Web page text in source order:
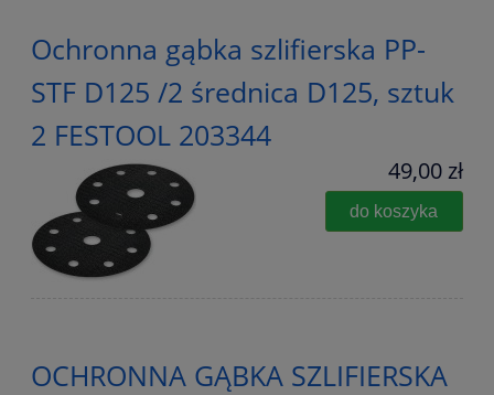
Ochronna gąbka szlifierska PP-
STF D125 /2 średnica D125, sztuk
2 FESTOOL 203344
49,00 zł
do koszyka
OCHRONNA GĄBKA SZLIFIERSKA